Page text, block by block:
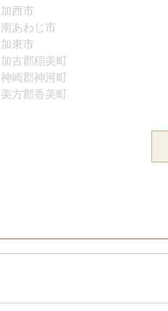
加西市
南あわじ市
加東市
加古郡稲美町
神崎郡神河町
美方郡香美町